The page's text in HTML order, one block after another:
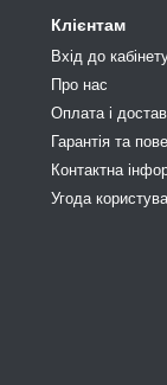
Клієнтам
Вхід до
Про нас
Оплата і
Гарантія та
Контактна
Угода